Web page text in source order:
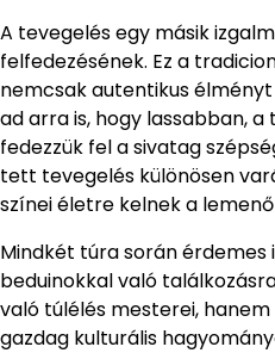
A tevegelés egy másik
felfedezésének. Ez a
nemcsak autentikus
ad arra is, hogy lassabban,
fedezzük fel a sivatag
tett tevegelés különösen
színei életre kelnek a
Mindkét túra során érdemes
beduinokkal való
való túlélés mesterei,
gazdag kulturális